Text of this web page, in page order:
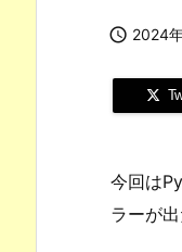
 2024
今回は
ラーが